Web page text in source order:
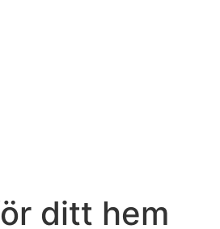
ditt hem